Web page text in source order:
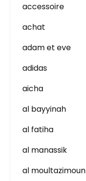
accessoire
achat
adam et eve
adidas
aicha
al bayyinah
al fatiha
al manassik
al moultazimoun